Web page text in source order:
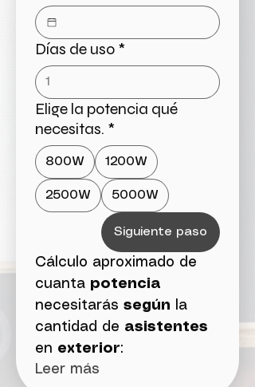
Días de uso *
Elige la potencia qué
necesitas. *
800W 1200W
2500W 5000W
Siguiente paso
Cálculo aproximado de
cuanta potencia
necesitarás según la
cantidad de asistentes
en exterior:
Leer más